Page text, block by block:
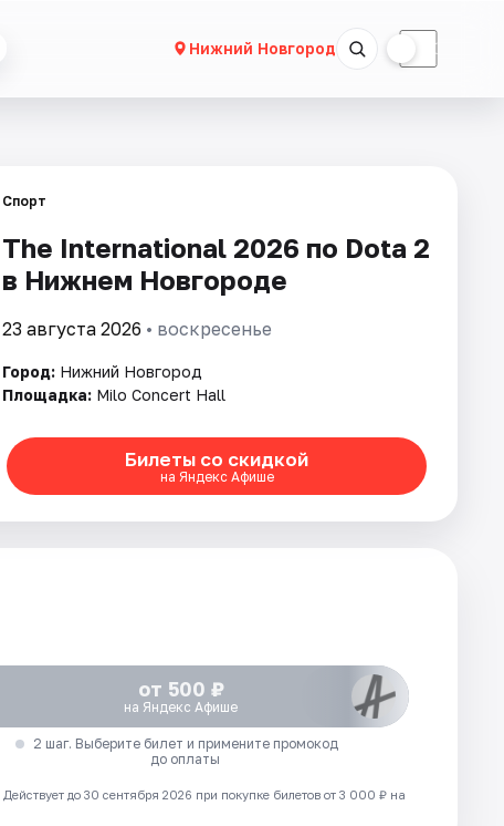
Нижний Новгород ☾
Спорт
The International 2026 по Dota 2
в Нижнем Новгороде
23 августа 2026 • воскресенье
Город: Нижний Новгород
Площадка: Milo Concert Hall
Билеты со скидкой
на Яндекс Афише
от 500 ₽
на Яндекс Афише
2 шаг. Выберите билет и примените промокод
до оплаты
Действует до 30 сентября 2026 при покупке билетов от 3 000 ₽ на